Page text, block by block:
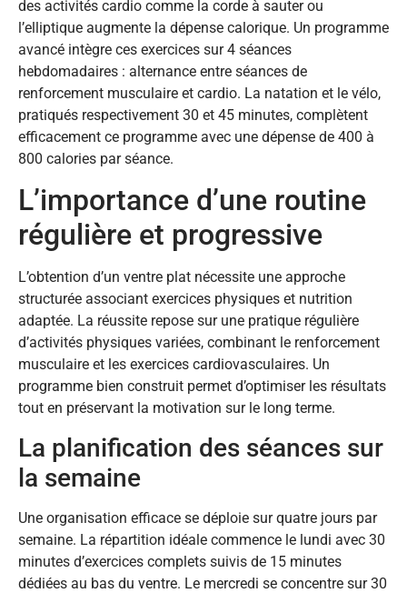
des activités cardio comme la corde à sauter ou
l’elliptique augmente la dépense calorique. Un programme
avancé intègre ces exercices sur 4 séances
hebdomadaires : alternance entre séances de
renforcement musculaire et cardio. La natation et le vélo,
pratiqués respectivement 30 et 45 minutes, complètent
efficacement ce programme avec une dépense de 400 à
800 calories par séance.
L’importance d’une routine
régulière et progressive
L’obtention d’un ventre plat nécessite une approche
structurée associant exercices physiques et nutrition
adaptée. La réussite repose sur une pratique régulière
d’activités physiques variées, combinant le renforcement
musculaire et les exercices cardiovasculaires. Un
programme bien construit permet d’optimiser les résultats
tout en préservant la motivation sur le long terme.
La planification des séances sur
la semaine
Une organisation efficace se déploie sur quatre jours par
semaine. La répartition idéale commence le lundi avec 30
minutes d’exercices complets suivis de 15 minutes
dédiées au bas du ventre. Le mercredi se concentre sur 30